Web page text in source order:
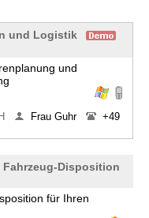
und Logistik
und
Frau Guhr
+49
Disposition
für Ihren